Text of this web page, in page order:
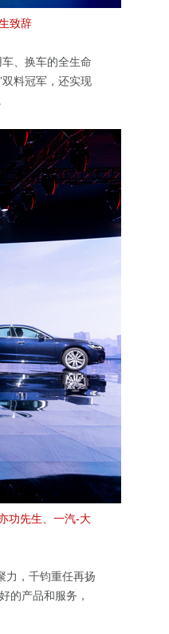
致辞
、换车的全生命
料冠军，还实现
功先生、一汽-大
力，千钧重任再扬
的产品和服务，